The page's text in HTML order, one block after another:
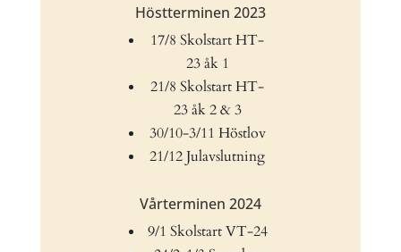
Höstterminen 2023
17/8 Skolstart HT-
23 åk 1
21/8 Skolstart HT-
23 åk 2 & 3
30/10-3/11 Höstlov
21/12 Julavslutning
Vårterminen 2024
9/1 Skolstart VT-24